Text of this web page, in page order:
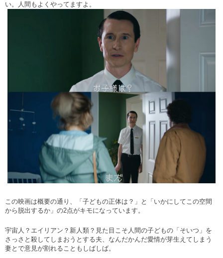
い。人間もよくやってますよ。
この映画は概要の通り、「子どもの正体は？」と「いかにしてこの空間
から脱出するか」の2点がキモになっています。
宇宙人？エイリアン？新人類？見た目こそ人間の子どもの「そいつ」を
さっさと殺してしまおうとする夫、なんだかんだ愛情が芽生えてしまう
妻とで意見が割れることもしばしば。